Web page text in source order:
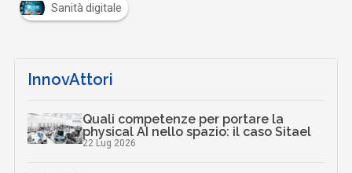
Sanità digitale
InnovAttori
Quali competenze per portare la
physical AI nello spazio: il caso Sitael
22 Lug 2026